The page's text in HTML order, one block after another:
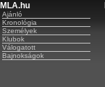
MLA.hu
Ajánló
Kronológia
Személyek
Klubok
Válogatott
Bajnokságok